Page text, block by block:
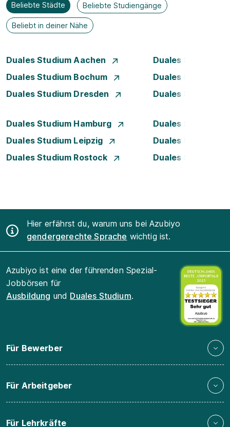
Beliebte Städte Beliebte Studiengänge
Beliebt in deiner Nähe
Duales Studium Aachen
Duales Studium
Duales Studium Bochum
Duales Studium
Duales Studium Dresden
Duales Studium
Duales Studium Hamburg
Duales Studium
Duales Studium Leipzig
Duales Studium
Duales Studium Rostock
Duales Studium
Hier erfährst du, warum uns bei Azubiyo
gendergerechte Sprache wichtig ist.
Azubiyo ist eine der führenden Spezial-
Jobbörsen für
Ausbildung und Duales Studium.
Für Bewerber
Für Arbeitgeber
Für Lehrkräfte